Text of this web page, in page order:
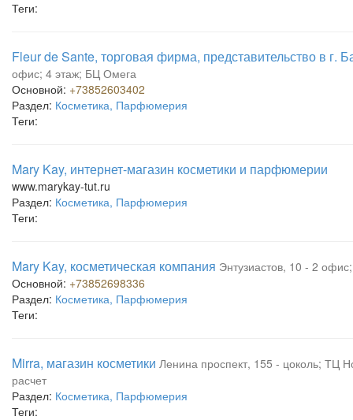
Теги:
Fleur de Sante, торговая фирма, представительство в г.
офис; 4 этаж; БЦ Омега
Основной: +73852603402
Раздел: Косметика, Парфюмерия
Теги:
Mary Kay, интернет-магазин косметики и парфюмерии
www.marykay-tut.ru
Раздел: Косметика, Парфюмерия
Теги:
Mary Kay, косметическая компания Энтузиастов, 10 - 2
Основной: +73852698336
Раздел: Косметика, Парфюмерия
Теги:
Mirra, магазин косметики Ленина проспект, 155 - цоколь; ТЦ
расчет
Раздел: Косметика, Парфюмерия
Теги: